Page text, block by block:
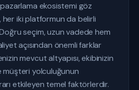
ekosistemi göz
her iki platformun da belirli
seçim, uzun vadede hem
açısından önemli farklar
mevcut altyapısı, ekibinizin
müşteri yolculuğunun
etkileyen temel faktörlerdir.